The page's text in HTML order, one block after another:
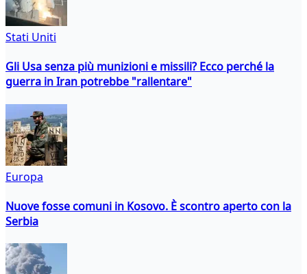
Stati Uniti
Gli Usa senza più munizioni e missili? Ecco perché la
guerra in Iran potrebbe "rallentare"
Europa
Nuove fosse comuni in Kosovo. È scontro aperto con la
Serbia